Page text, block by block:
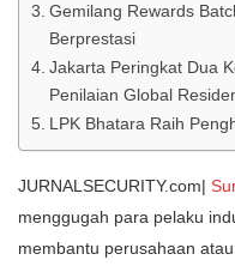
Gemilang Rewards
Berprestasi
Jakarta Peringkat Dua
Penilaian Global
LPK Bhatara Raih
JURNALSECURITY.com|
menggugah para pelaku
membantu perusahaan